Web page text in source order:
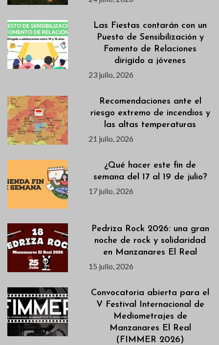
Las Fiestas contarán con un
Puesto de Sensibilización y
Fomento de Relaciones
dirigido a jóvenes
23 julio, 2026
Recomendaciones ante el
riesgo extremo de incendios y
las altas temperaturas
21 julio, 2026
¿Qué hacer este fin de
semana del 17 al 19 de julio?
17 julio, 2026
Pedriza Rock 2026: una gran
noche de rock y solidaridad
en Manzanares El Real
15 julio, 2026
Convocatoria abierta para el
V Festival Internacional de
Mediometrajes de
Manzanares El Real
(FIMMER 2026)